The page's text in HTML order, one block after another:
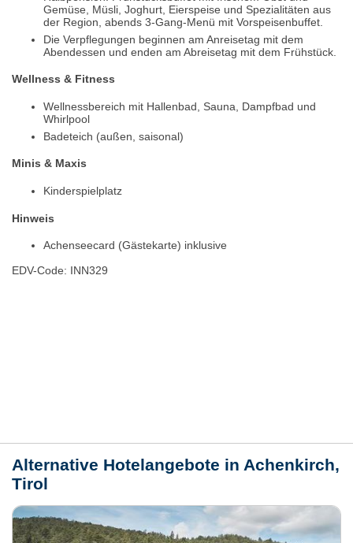
Gemüse, Müsli, Joghurt, Eierspeise und Spezialitäten aus
der Region, abends 3-Gang-Menü mit Vorspeisenbuffet.
Die Verpflegungen beginnen am Anreisetag mit dem
Abendessen und enden am Abreisetag mit dem Frühstück.
Wellness & Fitness
Wellnessbereich mit Hallenbad, Sauna, Dampfbad und
Whirlpool
Badeteich (außen, saisonal)
Minis & Maxis
Kinderspielplatz
Hinweis
Achenseecard (Gästekarte) inklusive
EDV-Code: INN329
Alternative Hotelangebote in Achenkirch,
Tirol